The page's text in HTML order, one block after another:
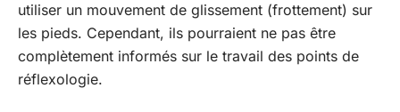
utiliser un mouvement de glissement (frottement) sur
les pieds. Cependant, ils pourraient ne pas être
complètement informés sur le travail des points de
réflexologie.